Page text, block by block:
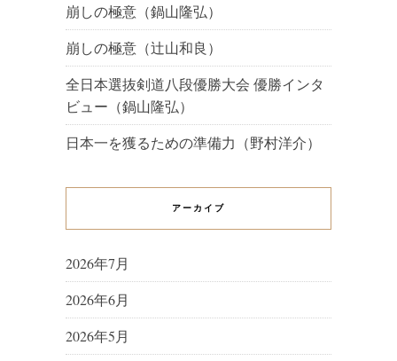
崩しの極意（鍋山隆弘）
崩しの極意（辻山和良）
全日本選抜剣道八段優勝大会 優勝インタ
ビュー（鍋山隆弘）
日本一を獲るための準備力（野村洋介）
アーカイブ
2026年7月
2026年6月
2026年5月